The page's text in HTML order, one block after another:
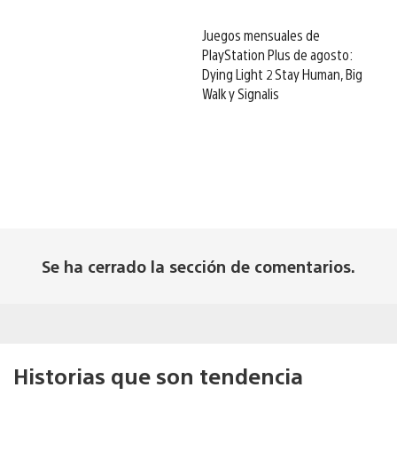
Juegos mensuales de
PlayStation Plus de agosto:
Dying Light 2 Stay Human, Big
Walk y Signalis
Se ha cerrado la sección de comentarios.
Historias que son tendencia